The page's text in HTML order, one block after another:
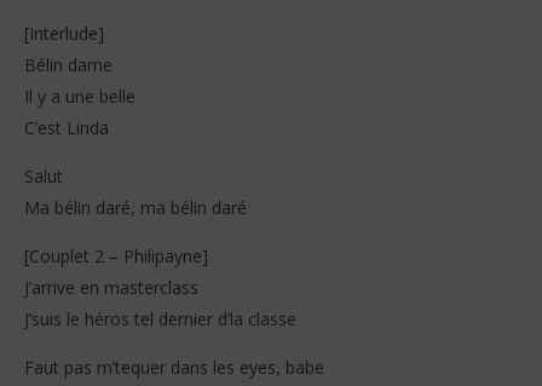
[Interlude]
Bélin dame
Il y a une belle
C’est Linda
Salut
Ma bélin daré, ma bélin daré
[Couplet 2 – Philipayne]
J’arrive en masterclass
J’suis le héros tel dernier d’la classe
Faut pas m’tequer dans les eyes, babe